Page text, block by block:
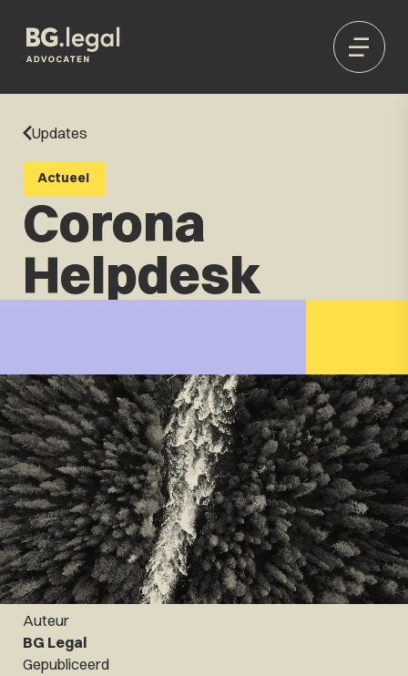
Updates
Actueel
Corona
Helpdesk
Auteur
BG Legal
Gepubliceerd